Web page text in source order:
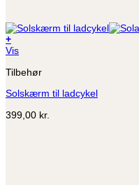
+
Vis
Tilbehør
Solskærm til ladcykel
399,00 kr.